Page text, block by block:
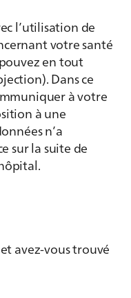
l’utilisation de
votre santé
en tout
Dans ce
à votre
à une
n’a
sur la suite de
avez-vous trouvé